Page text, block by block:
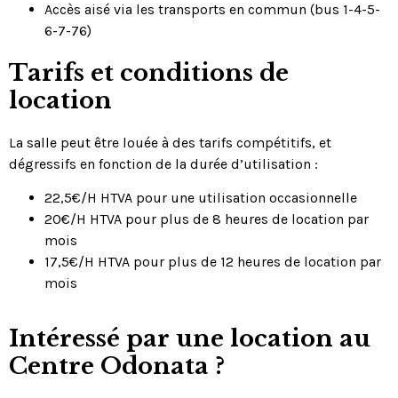
Accès aisé via les transports en commun (bus 1-4-5-
6-7-76)
Tarifs et conditions de
location
La salle peut être louée à des tarifs compétitifs, et
dégressifs en fonction de la durée d’utilisation :
22,5€/H HTVA pour une utilisation occasionnelle
20€/H HTVA pour plus de 8 heures de location par
mois
17,5€/H HTVA pour plus de 12 heures de location par
mois
Intéressé par une location au
Centre Odonata ?